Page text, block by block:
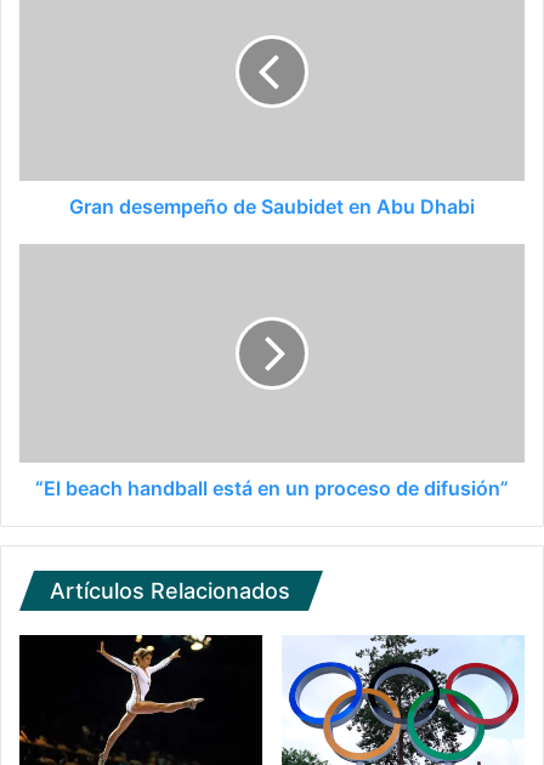
Gran desempeño de Saubidet en Abu Dhabi
“El beach handball está en un proceso de difusión”
Artículos Relacionados